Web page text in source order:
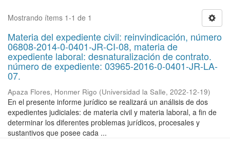
Mostrando ítems 1-1 de 1
Materia del expediente civil: reinvindicación, número
06808-2014-0-0401-JR-CI-08, materia de
expediente laboral: desnaturalización de contrato.
número de expediente: 03965-2016-0-0401-JR-LA-
07.
Apaza Flores, Honmer Rigo (Universidad la Salle, 2022-12-19)
En el presente informe jurídico se realizará un análisis de dos
expedientes judiciales: de materia civil y materia laboral, a fin de
determinar los diferentes problemas jurídicos, procesales y
sustantivos que posee cada ...